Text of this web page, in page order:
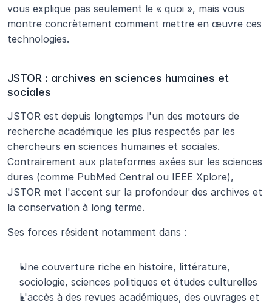
vous explique pas seulement le « quoi », mais vous
montre concrètement comment mettre en œuvre ces
technologies.
JSTOR : archives en sciences humaines et
sociales
JSTOR est depuis longtemps l'un des moteurs de
recherche académique les plus respectés par les
chercheurs en sciences humaines et sociales.
Contrairement aux plateformes axées sur les sciences
dures (comme PubMed Central ou IEEE Xplore),
JSTOR met l'accent sur la profondeur des archives et
la conservation à long terme.
Ses forces résident notamment dans :
Une couverture riche en histoire, littérature,
sociologie, sciences politiques et études culturelles
L'accès à des revues académiques, des ouvrages et